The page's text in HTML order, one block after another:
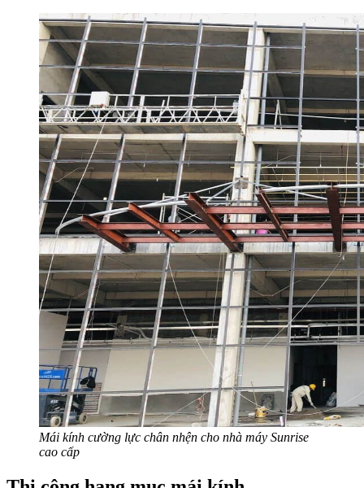
Mái kính cường lực chân nhện cho nhà máy Sunrise
cao cấp